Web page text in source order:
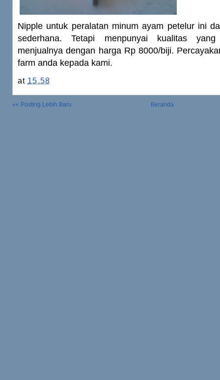
Nipple untuk peralatan minum ayam petelur ini
sederhana. Tetapi menpunyai kualitas
menjualnya dengan harga Rp 8000/biji.
farm anda kepada kami.
at 15.58
«« Posting Lebih Baru Beranda